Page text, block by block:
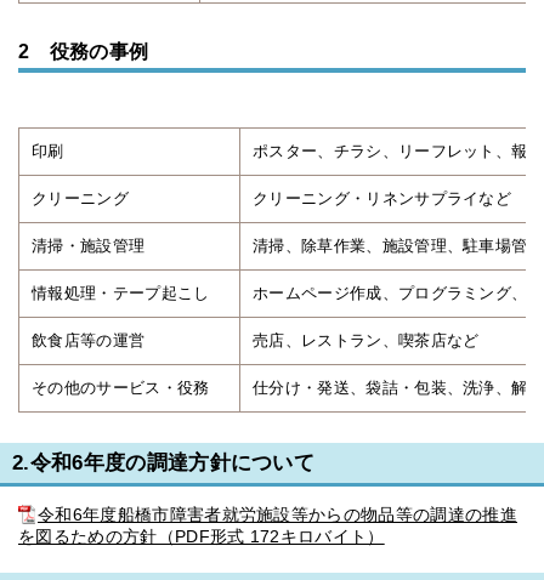
2 役務の事例
印刷 ポスター、チラシ、リーフレット、報
クリーニング クリーニング・リネンサプライなど
清掃・施設管理 清掃、除草作業、施設管理、駐車場管
情報処理・テープ起こし ホームページ作成、プログラミング、
飲食店等の運営 売店、レストラン、喫茶店など
その他のサービス・役務 仕分け・発送、袋詰・包装、洗浄、解
2.令和6年度の調達方針について
令和6年度船橋市障害者就労施設等からの物品等の調達の推進
を図るための方針（PDF形式 172キロバイト）